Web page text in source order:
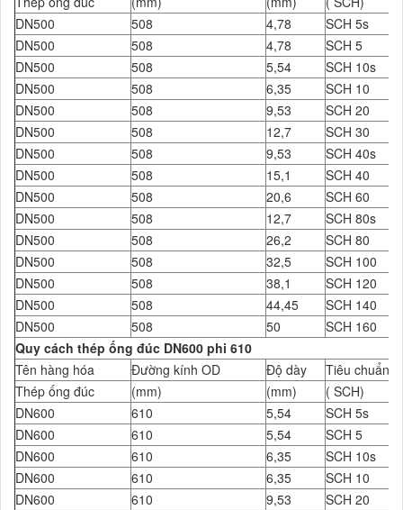
DN500
508 4,78
SCH 5s
DN500
508 4,78
SCH 5
DN500
508 5,54
SCH 10s
DN500
508 6,35
SCH 10
DN500
508 9,53
SCH 20
DN500
508 12,7
SCH 30
DN500
508 9,53
SCH 40s
DN500
508 15,1
SCH 40
DN500
508 20,6
SCH 60
DN500
508 12,7
SCH 80s
DN500
508 26,2
SCH 80
DN500
508 32,5
SCH 100
DN500
508 38,1
SCH 120
DN500
508 44,45
SCH 140
DN500
508 50
SCH 160
Quy cách thép ống đúc DN600 phi 610
Tên hàng hóa
Đường kính OD Độ dày
Tiêu chuẩn
Thép ống đúc
(mm) (mm)
( SCH)
DN600
610 5,54
SCH 5s
DN600
610 5,54
SCH 5
DN600
610 6,35
SCH 10s
DN600
610 6,35
SCH 10
DN600
610 9,53
SCH 20